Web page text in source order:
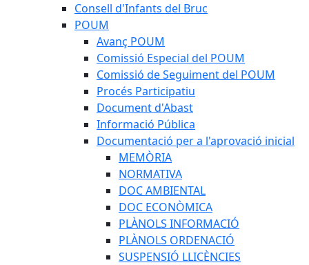
Consell d'Infants del Bruc
POUM
Avanç POUM
Comissió Especial del POUM
Comissió de Seguiment del POUM
Procés Participatiu
Document d'Abast
Informació Pública
Documentació per a l'aprovació inicial
MEMÒRIA
NORMATIVA
DOC AMBIENTAL
DOC ECONÒMICA
PLÀNOLS INFORMACIÓ
PLÀNOLS ORDENACIÓ
SUSPENSIÓ LLICÈNCIES